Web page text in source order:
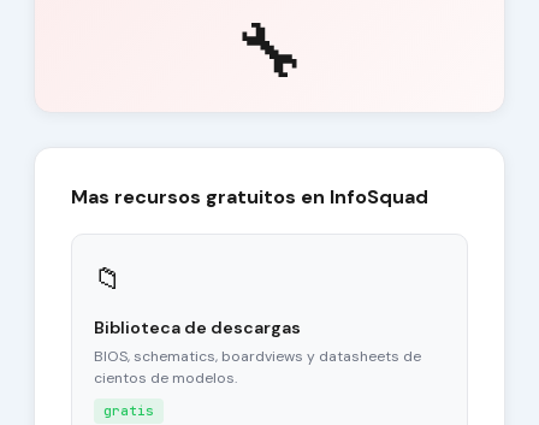
🔧
Mas recursos gratuitos en InfoSquad
📁
Biblioteca de descargas
BIOS, schematics, boardviews y datasheets de
cientos de modelos.
gratis